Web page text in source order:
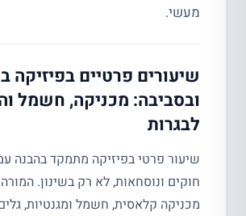
מעשי.
שיעורים פרטיים בפיזיקה
ובסביבה: מכניקה, חשמל
לבגרות
שיעור פרטי בפיזיקה מתמקד בהבנה
חוקים ונוסחאות, לא רק בשינון.
מכניקה קלאסית, חשמל ומגנטיות,